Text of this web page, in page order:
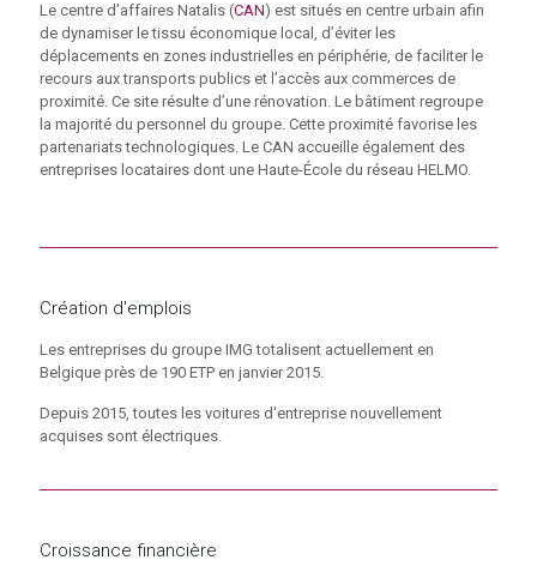
Le centre d’affaires Natalis (CAN) est situés en centre urbain afin
de dynamiser le tissu économique local, d’éviter les
déplacements en zones industrielles en périphérie, de faciliter le
recours aux transports publics et l’accès aux commerces de
proximité. Ce site résulte d’une rénovation. Le bâtiment regroupe
la majorité du personnel du groupe. Cette proximité favorise les
partenariats technologiques. Le CAN accueille également des
entreprises locataires dont une Haute-École du réseau HELMO.
Création d'emplois
Les entreprises du groupe IMG totalisent actuellement en
Belgique près de 190 ETP en janvier 2015.
Depuis 2015, toutes les voitures d'entreprise nouvellement
acquises sont électriques.
Croissance financière